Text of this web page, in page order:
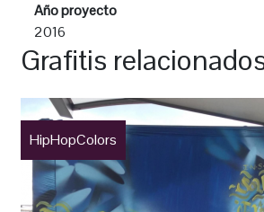
Año proyecto
2016
Grafitis
HipHopColors